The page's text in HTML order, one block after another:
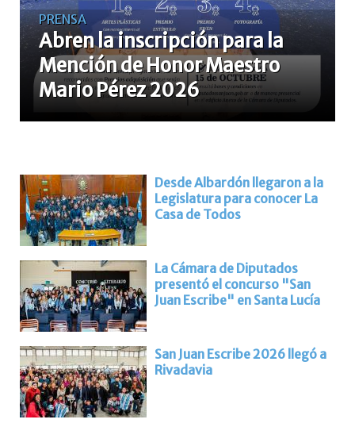
PRENSA
Abren la inscripción para la
Mención de Honor Maestro
Mario Pérez 2026
Desde Albardón llegaron a la
Legislatura para conocer La
Casa de Todos
La Cámara de Diputados
presentó el concurso "San
Juan Escribe" en Santa Lucía
San Juan Escribe 2026 llegó a
Rivadavia